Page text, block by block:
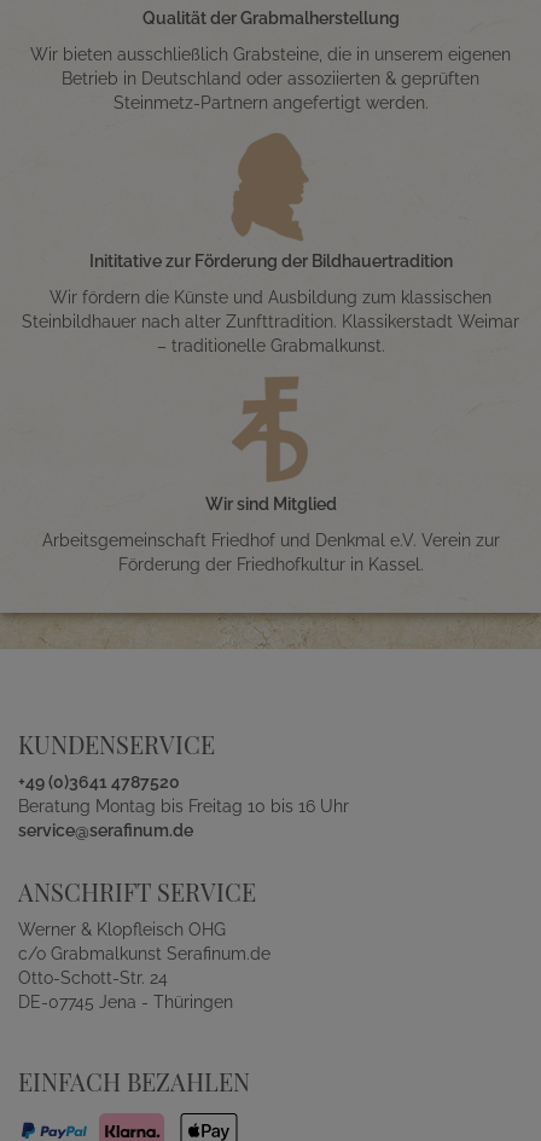
Qualität der Grabmalherstellung
Wir bieten ausschließlich Grabsteine, die in unserem eigenen
Betrieb in Deutschland oder assoziierten & geprüften
Steinmetz-Partnern angefertigt werden.
Inititative zur Förderung der Bildhauertradition
Wir fördern die Künste und Ausbildung zum klassischen
Steinbildhauer nach alter Zunfttradition. Klassikerstadt Weimar
– traditionelle Grabmalkunst.
Wir sind Mitglied
Arbeitsgemeinschaft Friedhof und Denkmal e.V. Verein zur
Förderung der Friedhofkultur in Kassel.
KUNDENSERVICE
+49 (0)3641 4787520
Beratung Montag bis Freitag 10 bis 16 Uhr
service@serafinum.de
ANSCHRIFT SERVICE
Werner & Klopfleisch OHG
c/o Grabmalkunst Serafinum.de
Otto-Schott-Str. 24
DE-07745 Jena - Thüringen
EINFACH BEZAHLEN